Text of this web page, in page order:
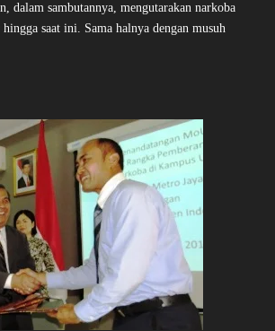
dalam sambutannya, mengutarakan narkoba
saat ini. Sama halnya dengan musuh